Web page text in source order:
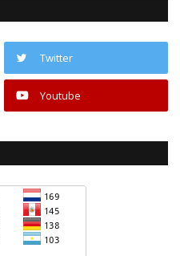
Twitter
Youtube